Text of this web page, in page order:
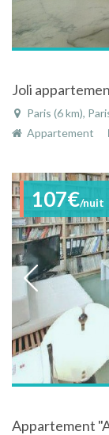
Paris (6 km),
Appartement
107€/nuit
Appartement